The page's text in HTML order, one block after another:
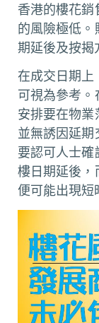
香港的樓花
的風險極低。
期延後及按揭
在成交日期上
可視為參考。
安排要在物業
並無誘因延期
要認可人士確
樓日期延後，
便可能出現短